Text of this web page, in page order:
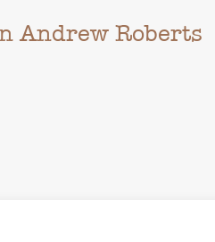
Andrew Roberts